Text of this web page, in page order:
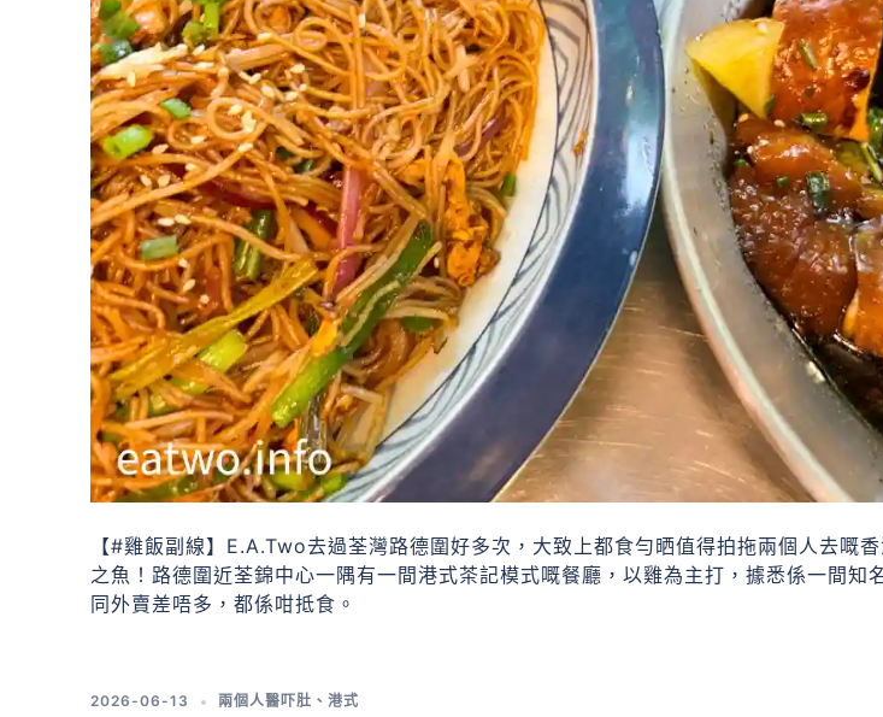
【#雞飯副線】E.A.Two去過荃灣路德圍好多次，大致上都食勻晒值得拍拖兩個人去嘅
之魚！路德圍近荃錦中心一隅有一間港式茶記模式嘅餐廳，以雞為主打，據悉係一間
同外賣差唔多，都係咁抵食。
2026-06-13 兩個人醫吓肚 、 港式